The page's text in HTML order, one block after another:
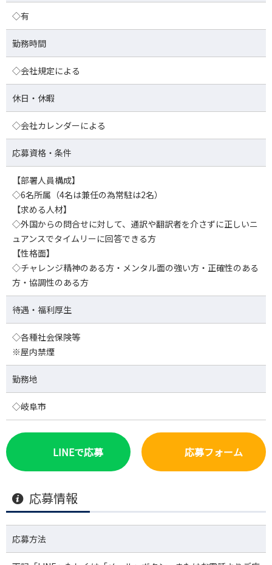
◇有
勤務時間
◇会社規定による
休日・休暇
◇会社カレンダーによる
応募資格・条件
【部署人員構成】
◇6名所属（4名は兼任の為常駐は2名）
【求める人材】
◇外国からの問合せに対して、通訳や翻訳者を介さずに正しいニ
ュアンスでタイムリーに回答できる方
【性格面】
◇チャレンジ精神のある方・メンタル面の強い方・正確性のある
方・協調性のある方
待遇・福利厚生
◇各種社会保険等
※屋内禁煙
勤務地
◇岐阜市
LINEで応募 応募フォーム
応募情報
応募方法